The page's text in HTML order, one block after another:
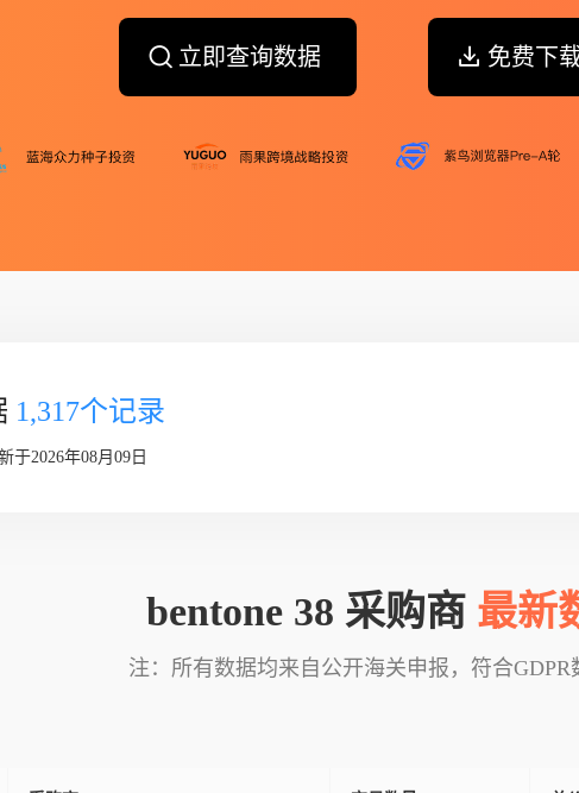
立即查询数据 免费下
1,317个记录
于2026年08月09日
bentone 38 采购商 最新
注：所有数据均来自公开海关申报，符合GDPR